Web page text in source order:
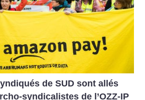
de SUD sont allés
syndicalistes de l’OZZ-IP